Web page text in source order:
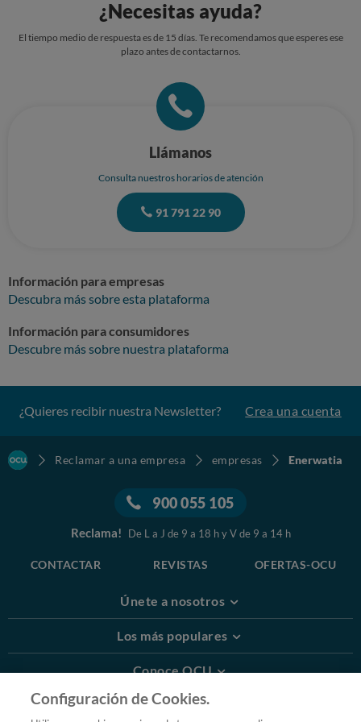
¿Necesitas ayuda?
El tiempo medio de respuesta es de 15 días. Te recomendamos que esperes ese
plazo antes de contactarnos.
Llámanos
Consulta nuestros horarios de atención
91 791 22 90
Información para empresas
Descubra más sobre esta plataforma
Información para consumidores
Descubre más sobre nuestra plataforma
¿Quieres recibir nuestra Newsletter? Crea una cuenta
Reclamar a una empresa empresas Enerwatia
900 055 105
Reclama! De L a J de 9 a 18 h y V de 9 a 14 h
CONTACTAR REVISTAS OFERTAS-OCU
Únete a nosotros
Los más populares
Conoce OCU
Más Información
Configuración de Cookies.